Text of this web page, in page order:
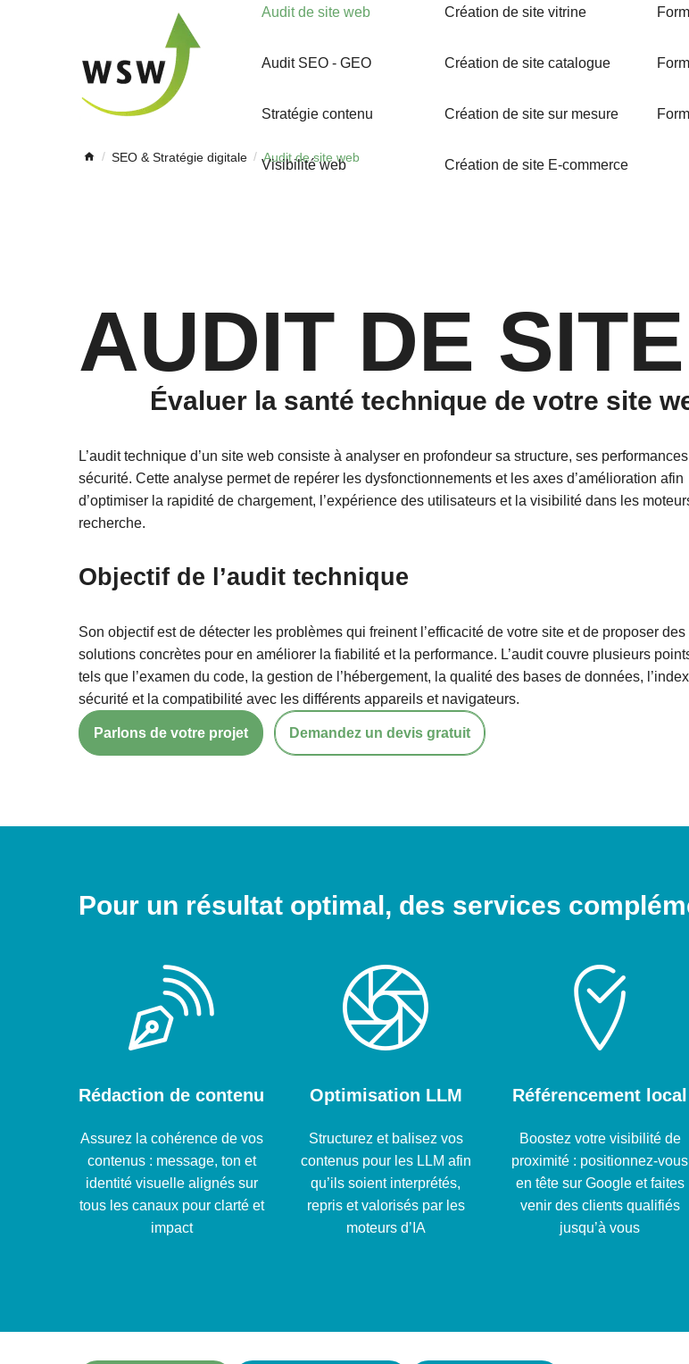
menu
Audit de site web
Audit SEO - GEO
Stratégie contenu
Visibilité web
Création de site vitrine
Création de site catalogue
Création de site sur mesure
Création de site E-commerce
SEO & Stratégie digitale Audit de site web
AUDIT DE
Évaluer la santé technique de votre site
L’audit technique d’un site web consiste à analyser en profondeur sa structure, ses
sécurité. Cette analyse permet de repérer les dysfonctionnements et les axes d’amélioration afin
d’optimiser la rapidité de chargement, l’expérience des utilisateurs et la visibilité dans les
recherche.
Objectif de l’audit technique
Son objectif est de détecter les problèmes qui freinent l’efficacité de votre site et de proposer des
solutions concrètes pour en améliorer la fiabilité et la performance. L’audit couvre plusieurs
tels que l’examen du code, la gestion de l’hébergement, la qualité des bases de données,
sécurité et la compatibilité avec les différents appareils et navigateurs.
Parlons de votre projet Demandez un devis gratuit
Pour un résultat optimal, des services
Rédaction de contenu
Assurez la cohérence de vos
contenus : message, ton et
identité visuelle alignés sur
tous les canaux pour clarté et
impact
Optimisation LLM
Structurez et balisez vos
contenus pour les LLM afin
qu’ils soient interprétés,
repris et valorisés par les
moteurs d’IA
Référencement local
Boostez votre visibilité de
proximité : positionnez-vous
en tête sur Google et faites
venir des clients qualifiés
jusqu’à vous